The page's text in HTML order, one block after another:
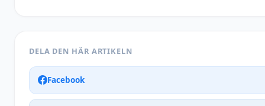
DELA DEN HÄR ARTIKELN
Facebook